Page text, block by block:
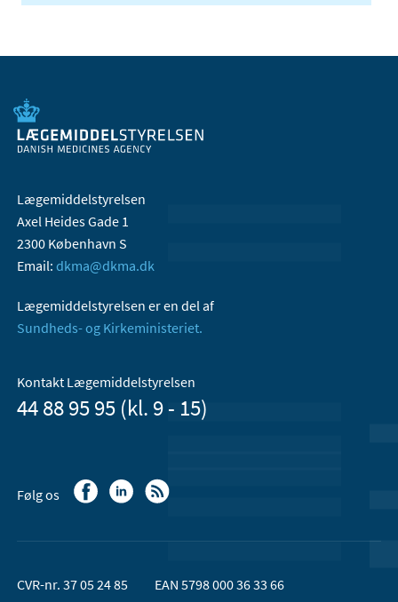
Lægemiddelstyrelsen
Axel Heides Gade 1
2300 København S
Email: dkma@dkma.dk
Lægemiddelstyrelsen er en del af
Sundheds- og Kirkeministeriet.
Kontakt Lægemiddelstyrelsen
44 88 95 95 (kl. 9 - 15)
Følg os
CVR-nr. 37 05 24 85 EAN 5798 000 36 33 66